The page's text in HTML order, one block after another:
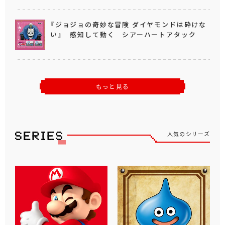
『ジョジョの奇妙な冒険 ダイヤモンドは砕けな
い』 感知して動く シアーハートアタック
もっと見る
人気のシリーズ